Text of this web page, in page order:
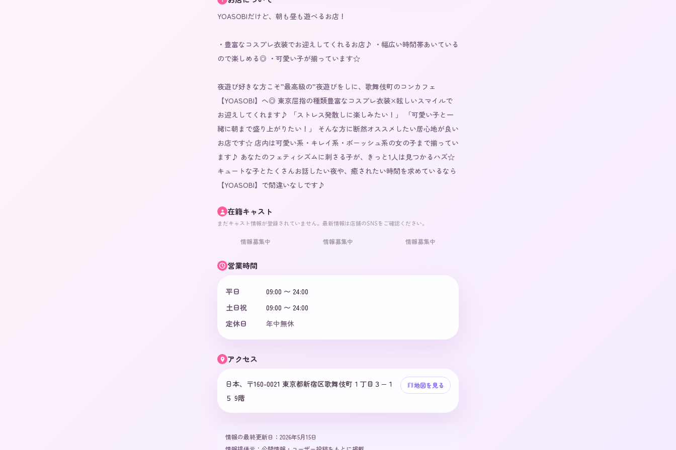
YOASOBIだけど、朝も昼も遊べるお店！
・豊富なコスプレ衣装でお迎えしてくれるお店♪ ・幅広い時間帯あいている
ので楽しめる◎ ・可愛い子が揃っています☆
夜遊び好きな方こそ”最高級の”夜遊びをしに、歌舞伎町のコンカフェ
【YOASOBI】へ◎ 東京屈指の種類豊富なコスプレ衣装×眩しいスマイルで
お迎えしてくれます♪ 「ストレス発散しに楽しみたい！」 「可愛い子と一
緒に朝まで盛り上がりたい！」 そんな方に断然オススメしたい居心地が良い
お店です☆ 店内は可愛い系・キレイ系・ボーッシュ系の女の子まで揃ってい
ます♪ あなたのフェティシズムに刺さる子が、きっと1人は見つかるハズ☆
キュートな子とたくさんお話したい夜や、癒されたい時間を求めているなら
【YOASOBI】で間違いなしです♪
在籍キャスト
まだキャスト情報が登録されていません。最新情報は店舗のSNSをご確認ください。
情報募集中 情報募集中 情報募集中
営業時間
平日
09:00 〜 24:00
土日祝
09:00 〜 24:00
定休日
年中無休
アクセス
日本、〒160-0021 東京都新宿区歌舞伎町１丁目３−１
５ 9階
地図を見る
情報の最終更新日： 2026年5月15日